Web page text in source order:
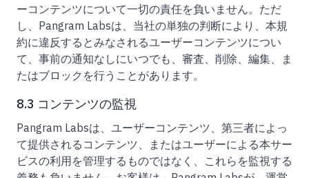
ーコンテンツについて一切の責任を負いません。ただ
し、Pangram Labsは、当社の単独の判断により、本規
約に違反するとみなされるユーザーコンテンツについ
て、事前の通知なしにいつでも、審査、削除、編集、ま
たはブロックを行うことがあります。
8.3 コンテンツの監視
Pangram Labsは、ユーザーコンテンツ、第三者によっ
て提供されるコンテンツ、またはユーザーによる本サー
ビスの利用を管理するものではなく、これらを監視する